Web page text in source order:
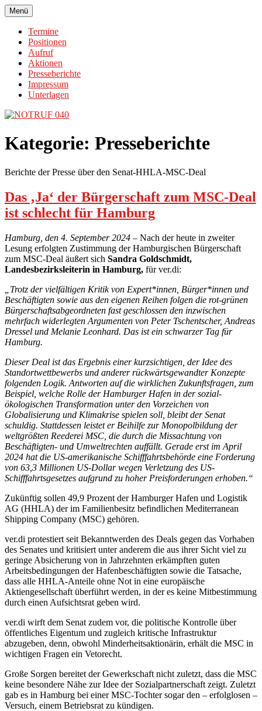
Zum
Inhalt
springen
NOTRUF 040
Den HHLA-MSC-Deal stoppen!
Menü
Termine
Positionen
Aufruf
Aktionen
Presseberichte
Impressum
Unterlagen
Kategorie: Presseberichte
Berichte der Presse über den Senat-HHLA-MSC-Deal
Das ‚Ja‘ der Bürgerschaft zum MSC-Deal
ist schlecht für Hamburg
Hamburg, den 4. September 2024 – Nach der heute in zweiter
Lesung erfolgten Zustimmung der Hamburgischen Bürgerschaft
zum MSC-Deal äußert sich Sandra Goldschmidt,
Landesbezirksleiterin in Hamburg, für ver.di:
„Trotz der vielfältigen Kritik von Expert*innen, Bürger*innen und
Beschäftigten sowie aus den eigenen Reihen folgen die rot-grünen
Bürgerschaftsabgeordneten fast geschlossen den inzwischen
mehrfach widerlegten Argumenten von Peter Tschentscher, Andreas
Dressel und Melanie Leonhard. Das ist ein schwarzer Tag für
Hamburg.
Dieser Deal ist das Ergebnis einer kurzsichtigen, der Idee des
Standortwettbewerbs und anderer rückwärtsgewandter Konzepte
folgenden Logik. Antworten auf die wirklichen Zukunftsfragen, zum
Beispiel, welche Rolle der Hamburger Hafen in der sozial-
ökologischen Transformation unter den Vorzeichen von
Globalisierung und Klimakrise spielen soll, bleibt der Senat
schuldig. Stattdessen leistet er Beihilfe zur Monopolbildung der
weltgrößten Reederei MSC, die durch die Missachtung von
Beschäftigten- und Umweltrechten auffällt. Gerade erst im April
2024 hat die US-amerikanische Schifffahrtsbehörde eine Forderung
von 63,3 Millionen US-Dollar wegen Verletzung des US-
Schifffahrtsgesetzes aufgrund zu hoher Preisforderungen erhoben.“
Zukünftig sollen 49,9 Prozent der Hamburger Hafen und Logistik
AG (HHLA) der im Familienbesitz befindlichen Mediterranean
Shipping Company (MSC) gehören.
ver.di protestiert seit Bekanntwerden des Deals gegen das Vorhaben
des Senates und kritisiert unter anderem die aus ihrer Sicht viel zu
geringe Absicherung von in Jahrzehnten erkämpften guten
Arbeitsbedingungen der Hafenbeschäftigten sowie die Tatsache,
dass alle HHLA-Anteile ohne Not in eine europäische
Aktiengesellschaft überführt werden, in der es keine Mitbestimmung
durch einen Aufsichtsrat geben wird.
ver.di wirft dem Senat zudem vor, die politische Kontrolle über
öffentliches Eigentum und zugleich kritische Infrastruktur
abzugeben, denn, obwohl Minderheitsaktionärin, erhält die MSC in
wichtigen Fragen ein Vetorecht.
Große Sorgen bereitet der Gewerkschaft nicht zuletzt, dass die MSC
keine besondere Nähe zur Idee der Sozialpartnerschaft zeigt. Zuletzt
gab es in Hamburg bei einer MSC-Tochter sogar den – erfolglosen –
Versuch, einem Betriebsrat zu kündigen.